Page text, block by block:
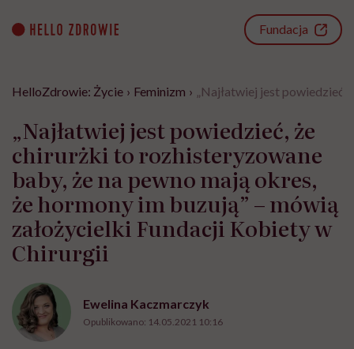
content
Fundacja
HelloZdrowie: Życie › Feminizm › „Najłatwiej jest powiedzieć,
„Najłatwiej jest powiedzieć, że
chirurżki to rozhisteryzowane
baby, że na pewno mają okres,
że hormony im buzują” – mówią
założycielki Fundacji Kobiety w
Chirurgii
Ewelina Kaczmarczyk
Opublikowano: 14.05.2021 10:16